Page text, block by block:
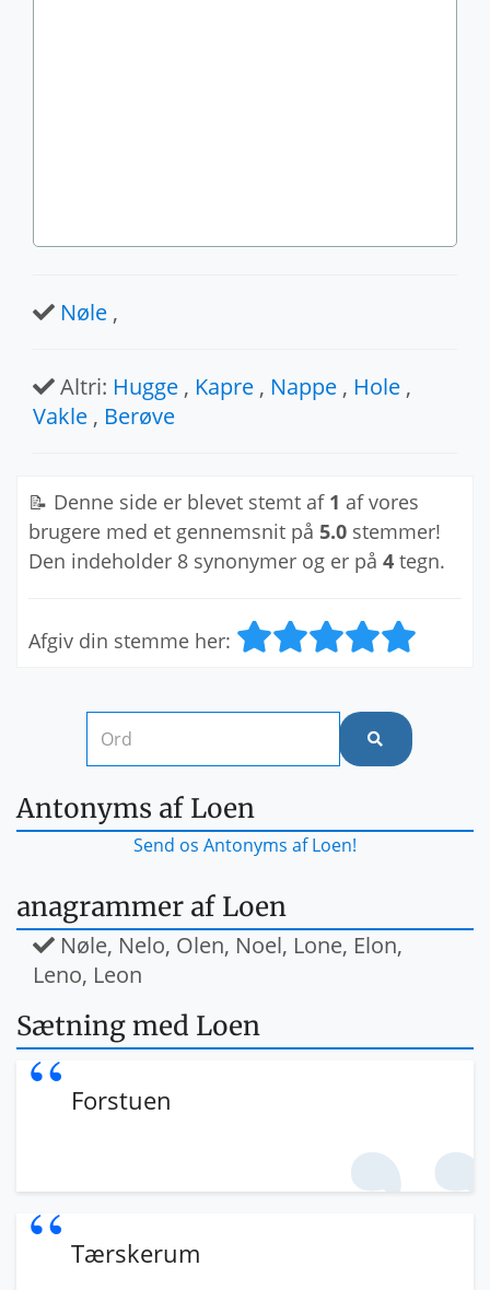
Nøle ,
Altri: Hugge , Kapre , Nappe , Hole ,
Vakle , Berøve
📝 Denne side er blevet stemt af 1 af vores
brugere med et gennemsnit på 5.0 stemmer!
Den indeholder 8 synonymer og er på 4 tegn.
Afgiv din stemme her:
Antonyms af Loen
Send os Antonyms af Loen!
anagrammer af Loen
Nøle, Nelo, Olen, Noel, Lone, Elon,
Leno, Leon
Sætning med Loen
Forstuen
Tærskerum